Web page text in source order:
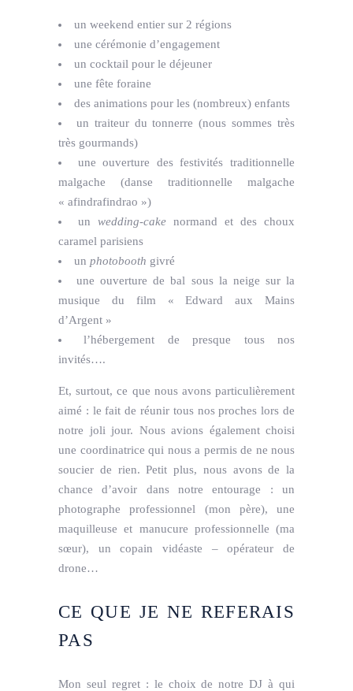
un weekend entier sur 2 régions
une cérémonie d’engagement
un cocktail pour le déjeuner
une fête foraine
des animations pour les (nombreux) enfants
un traiteur du tonnerre (nous sommes très
très gourmands)
une ouverture des festivités traditionnelle
malgache (danse traditionnelle malgache
« afindrafindrao »)
un wedding-cake normand et des choux
caramel parisiens
un photobooth givré
une ouverture de bal sous la neige sur la
musique du film « Edward aux Mains
d’Argent »
l’hébergement de presque tous nos
invités….
Et, surtout, ce que nous avons particulièrement
aimé : le fait de réunir tous nos proches lors de
notre joli jour. Nous avions également choisi
une coordinatrice qui nous a permis de ne nous
soucier de rien. Petit plus, nous avons de la
chance d’avoir dans notre entourage : un
photographe professionnel (mon père), une
maquilleuse et manucure professionnelle (ma
sœur), un copain vidéaste – opérateur de
drone…
CE QUE JE NE REFERAIS
PAS
Mon seul regret : le choix de notre DJ à qui